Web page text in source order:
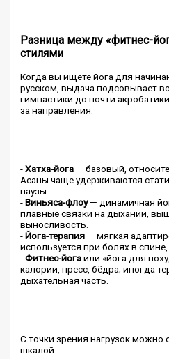
Разница между «фитнес-
стилями
Когда вы ищете йога для
русском, выдача подсовывает
гимнастики до почти
за направления:
-Хатха-йога — базовый,
Асаны чаще удерживаются
паузы.
-Виньяса-флоу— динамичная
плавные связки на дыхании,
выносливость.
-Йога-терапия — мягкая
используется при болях в
-Фитнес-йогаили «йога для
калории, пресс, бёдра; иногда
дыхательная часть.
С точки зрения нагрузок можно
шкалой: